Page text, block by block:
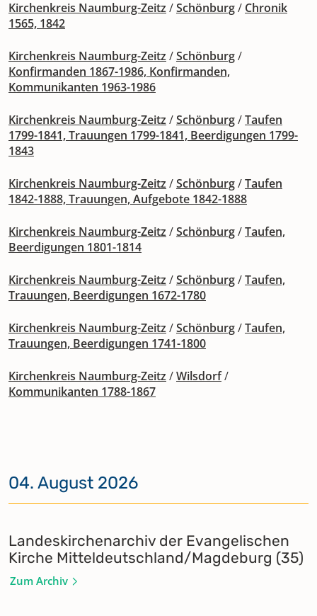
Kirchenkreis Naumburg-Zeitz /Schönburg/ Chronik
1565, 1842
Kirchenkreis Naumburg-Zeitz /Schönburg/
Konfirmanden 1867-1986, Konfirmanden,
Kommunikanten 1963-1986
Kirchenkreis Naumburg-Zeitz /Schönburg/Taufen
1799-1841, Trauungen 1799-1841, Beerdigungen 1799-
1843
Kirchenkreis Naumburg-Zeitz /Schönburg/Taufen
1842-1888, Trauungen, Aufgebote 1842-1888
Kirchenkreis Naumburg-Zeitz /Schönburg/Taufen,
Beerdigungen 1801-1814
Kirchenkreis Naumburg-Zeitz /Schönburg/Taufen,
Trauungen, Beerdigungen 1672-1780
Kirchenkreis Naumburg-Zeitz /Schönburg/Taufen,
Trauungen, Beerdigungen 1741-1800
Kirchenkreis Naumburg-Zeitz /Wilsdorf/
Kommunikanten 1788-1867
04. August 2026
Landeskirchenarchiv der Evangelischen
Kirche Mitteldeutschland/Magdeburg (35)
Zum Archiv